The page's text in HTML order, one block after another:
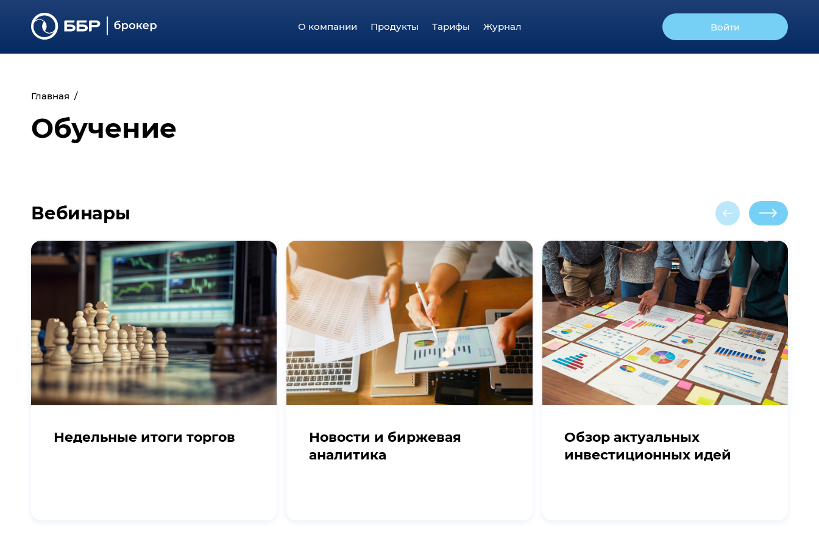
О компании Продукты Тарифы Журнал Войти
Главная
Обучение
Вебинары
Недельные итоги торгов
Новости и биржевая
аналитика
Обзор актуальных
инвестиционных идей